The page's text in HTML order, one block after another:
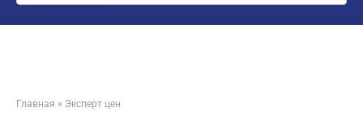
Главная » Эксперт цен